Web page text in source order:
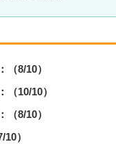
（8/10）
（10/10）
（8/10）
）